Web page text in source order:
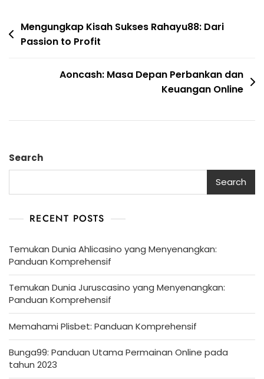
Post
navigation
Mengungkap Kisah Sukses Rahayu88: Dari
Passion to Profit
Aoncash: Masa Depan Perbankan dan
Keuangan Online
Search
Search
RECENT POSTS
Temukan Dunia Ahlicasino yang Menyenangkan:
Panduan Komprehensif
Temukan Dunia Juruscasino yang Menyenangkan:
Panduan Komprehensif
Memahami Plisbet: Panduan Komprehensif
Bunga99: Panduan Utama Permainan Online pada
tahun 2023